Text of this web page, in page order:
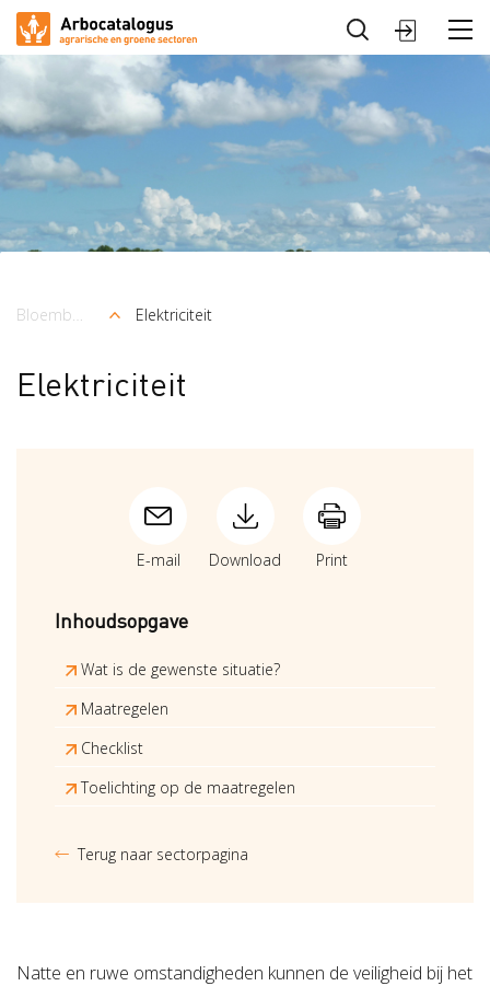
Arbocatalogus
Sectoren
Sluiten
Kruimelpad
Bloembollenteelt en handel Elektriciteit
Elektriciteit
E-mail Download Print
Inhoudsopgave
Wat is de gewenste situatie?
Maatregelen
Checklist
Toelichting op de maatregelen
Terug naar sectorpagina
Natte en ruwe omstandigheden kunnen de veiligheid bij het